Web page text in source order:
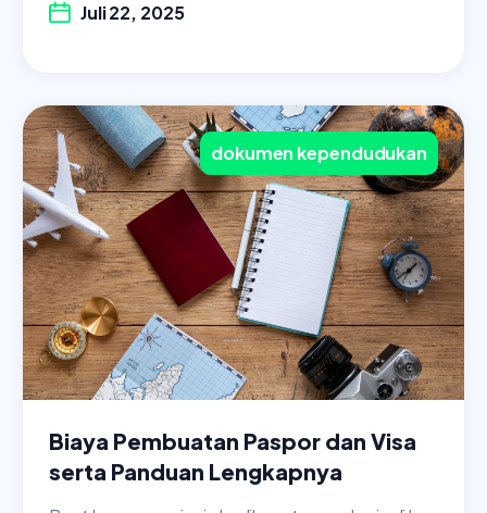
Juli 22, 2025
dokumen kependudukan
Biaya Pembuatan Paspor dan Visa
serta Panduan Lengkapnya